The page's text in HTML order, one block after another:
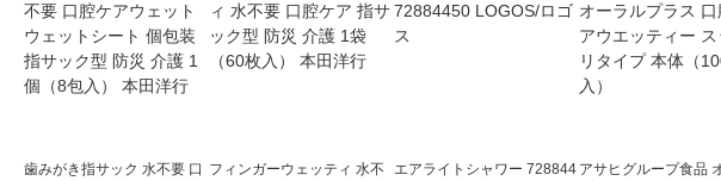
歯みがき指サック 水不要 口 フィンガーウェッティ 水不
エアライトシャワー 728844 アサヒグループ食品